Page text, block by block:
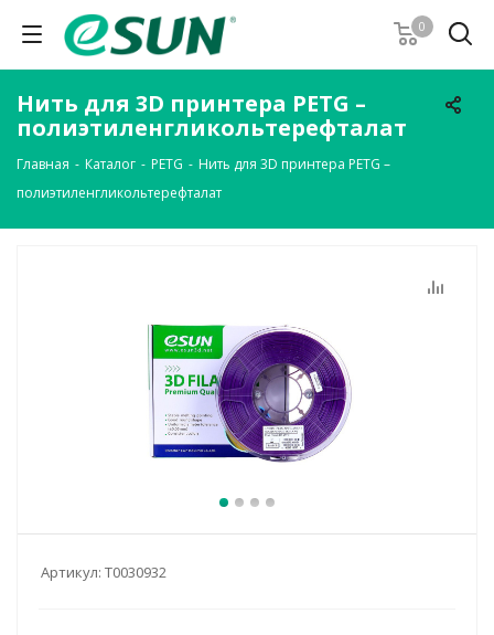
0
Нить для 3D принтера PETG –
полиэтиленгликольтерефталат
Главная - Каталог - PETG - Нить для 3D принтера PETG –
полиэтиленгликольтерефталат
Артикул: Т0030932